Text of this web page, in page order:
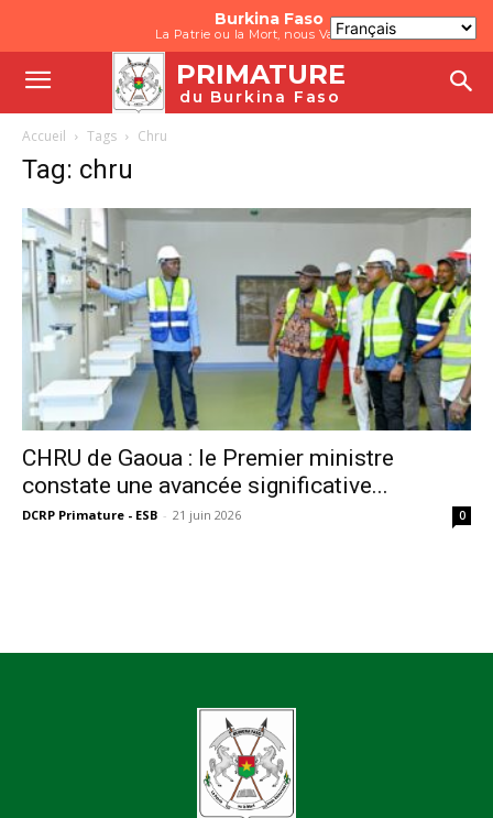
Burkina Faso
La Patrie ou la Mort, nous Vaincrons
PRIMATURE
du Burkina Faso
Accueil Tags Chru
Tag: chru
CHRU de Gaoua : le Premier ministre
constate une avancée significative...
DCRP Primature - ESB - 21 juin 2026 0